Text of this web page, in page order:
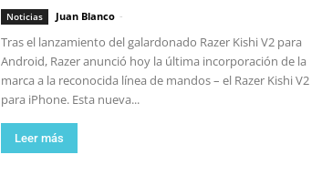
Noticias Juan Blanco -
Tras el lanzamiento del galardonado Razer Kishi V2 para
Android, Razer anunció hoy la última incorporación de la
marca a la reconocida línea de mandos – el Razer Kishi V2
para iPhone. Esta nueva...
Leer más